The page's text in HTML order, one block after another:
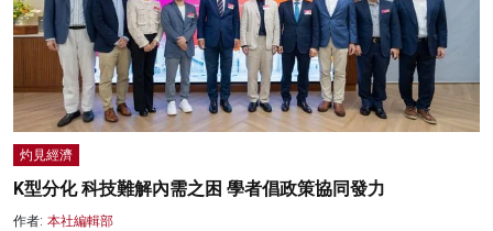
灼見經濟
K型分化 科技難解內需之困 學者倡政策協同發力
作者: 本社編輯部